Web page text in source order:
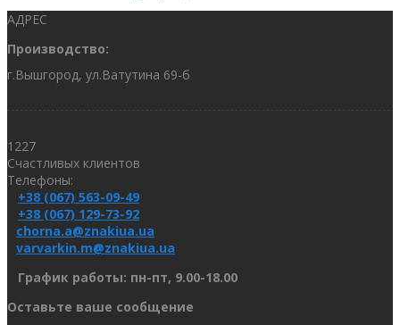
АДРЕС
Производство:
г.Вышгород, ул.Ватутина 69-б
1227
Счастливых клиентов
Телефоны:
+38 (067) 563-09-49
+38 (067) 129-73-92
chorna.a@znakiua.ua
varvarkin.m@znakiua.ua
График работы: пн-пт, 9.00-18.00
Оставьте ваше сообщение